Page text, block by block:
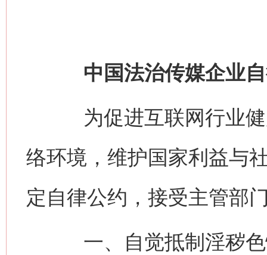
中国法治传媒企业自
为促进互联网行业健
络环境，维护国家利益与
定自律公约，接受主管部
一、自觉抵制淫秽色